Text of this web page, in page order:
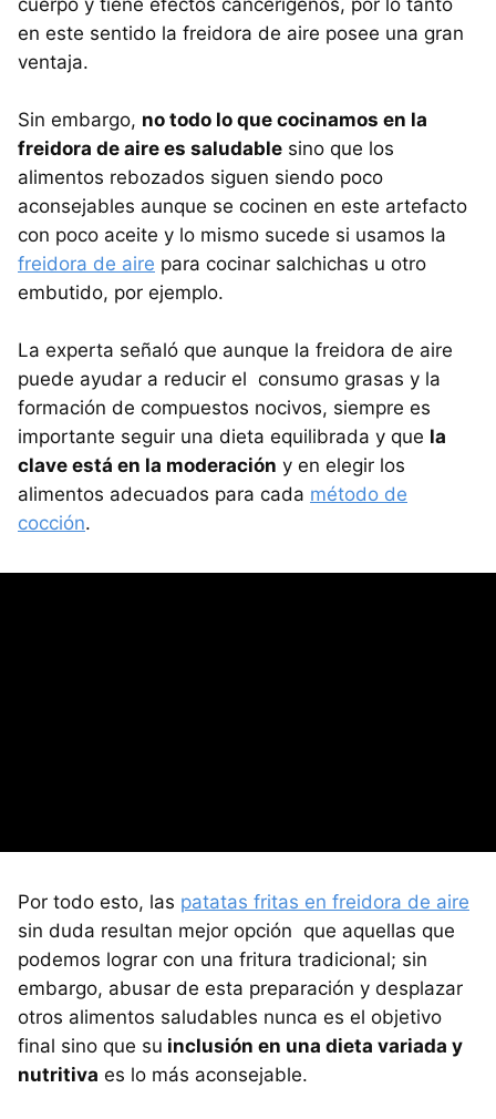
en este sentido la freidora de aire posee una gran
ventaja.
Sin embargo, no todo lo que cocinamos en la
freidora de aire es saludable sino que los
alimentos rebozados siguen siendo poco
aconsejables aunque se cocinen en este artefacto
con poco aceite y lo mismo sucede si usamos la
freidora de aire para cocinar salchichas u otro
embutido, por ejemplo.
La experta señaló que aunque la freidora de aire
puede ayudar a reducir el consumo grasas y la
formación de compuestos nocivos, siempre es
importante seguir una dieta equilibrada y que la
clave está en la moderación y en elegir los
alimentos adecuados para cada método de
cocción.
Por todo esto, las patatas fritas en freidora de aire
sin duda resultan mejor opción que aquellas que
podemos lograr con una fritura tradicional; sin
embargo, abusar de esta preparación y desplazar
otros alimentos saludables nunca es el objetivo
final sino que su inclusión en una dieta variada y
nutritiva es lo más aconsejable.